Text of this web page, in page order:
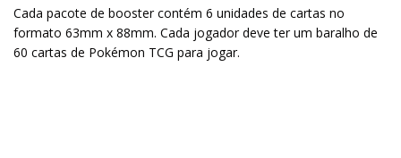
Cada pacote de booster contém 6 unidades de cartas no
formato 63mm x 88mm. Cada jogador deve ter um baralho de
60 cartas de Pokémon TCG para jogar.